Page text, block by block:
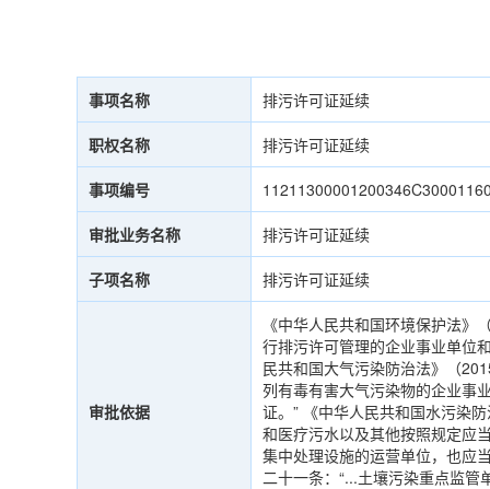
事项名称 排污许可证延续
职权名称 排污许可证延续
事项编号
审批业务名称 排污许可证延续
子项名称 排污许可证延续
审批依据
《中华人民共和国环境保护法
行排污许可管理的企业事业单位
民共和国大气污染防治法》（
列有毒有害大气污染物的企业事
证。” 《中华人民共和国水污染
和医疗污水以及其他按照规定应
集中处理设施的运营单位，也应
二十一条：“...土壤污染重点监